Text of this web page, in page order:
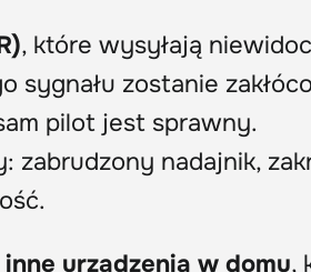
, które wysyłają
sygnału zostanie
pilot jest sprawny.
zabrudzony nadajnik,
inne urządzenia w domu,